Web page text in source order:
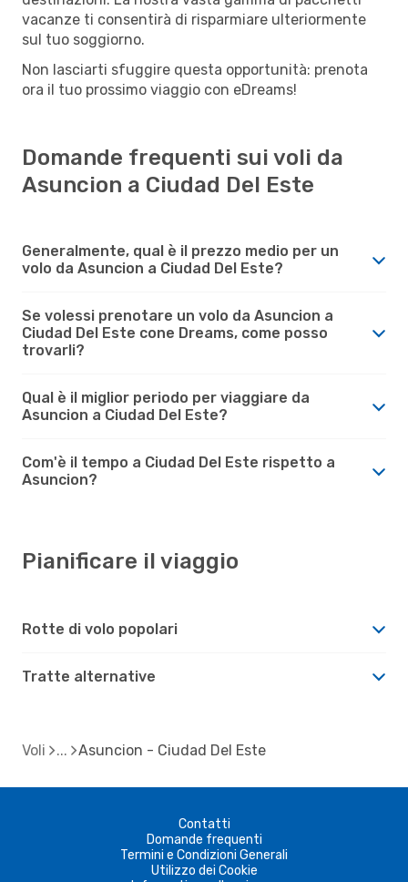
vacanze ti consentirà di risparmiare ulteriormente
sul tuo soggiorno.
Non lasciarti sfuggire questa opportunità: prenota
ora il tuo prossimo viaggio con eDreams!
Domande frequenti sui voli da
Asuncion a Ciudad Del Este
Generalmente, qual è il prezzo medio per un
volo da Asuncion a Ciudad Del Este?
Se volessi prenotare un volo da Asuncion a
Ciudad Del Este cone Dreams, come posso
trovarli?
Qual è il miglior periodo per viaggiare da
Asuncion a Ciudad Del Este?
Com'è il tempo a Ciudad Del Este rispetto a
Asuncion?
Pianificare il viaggio
Rotte di volo popolari
Tratte alternative
Voli Asuncion - Ciudad Del Este
Contatti
Domande frequenti
Termini e Condizioni Generali
Utilizzo dei Cookie